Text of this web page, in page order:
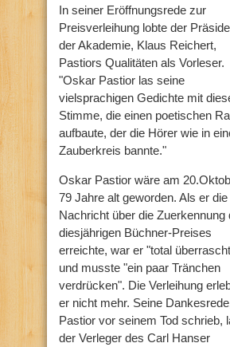
In seiner Eröffnungsrede zur
Preisverleihung lobte der
der Akademie, Klaus Reichert,
Pastiors Qualitäten als Vorleser.
"Oskar Pastior las seine
vielsprachigen Gedichte mit
Stimme, die einen poetischen
aufbaute, der die Hörer wie in
Zauberkreis bannte."
Oskar Pastior wäre am
79 Jahre alt geworden. Als er die
Nachricht über die Zuerkennung
diesjährigen Büchner-Preises
erreichte, war er "total
und musste "ein paar Tränchen
verdrücken". Die Verleihung
er nicht mehr. Seine
Pastior vor seinem Tod schrieb,
der Verleger des Carl Hanser